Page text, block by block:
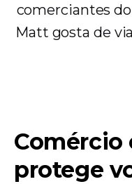
comerciantes
Matt gosta de
Comércio
protege